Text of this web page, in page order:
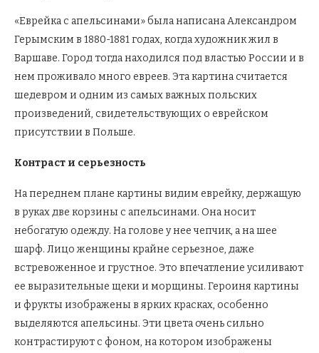
«Еврейка с апельсинами» была написана Александром
Герымским в 1880-1881 годах, когда художник жил в
Варшаве. Город тогда находился под властью России и в
нем проживало много евреев. Эта картина считается
шедевром и одним из самых важных польских
произведений, свидетельствующих о еврейском
присутствии в Польше.
Контраст и серьезность
На переднем плане картины видим еврейку, держащую
в руках две корзины с апельсинами. Она носит
небогатую одежду. На голове у нее чепчик, а на шее
шарф. Лицо женщины крайне серьезное, даже
встревоженное и грустное. Это впечатление усиливают
ее выразительные щеки и морщины. Героиня картины
и фрукты изображены в ярких красках, особенно
выделяются апельсины. Эти цвета очень сильно
контрастируют с фоном, на котором изображены